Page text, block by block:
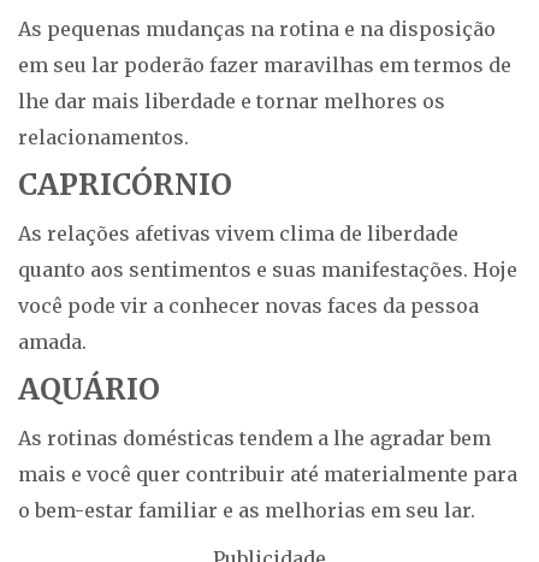
As pequenas mudanças na rotina e na disposição
em seu lar poderão fazer maravilhas em termos de
lhe dar mais liberdade e tornar melhores os
relacionamentos.
CAPRICÓRNIO
As relações afetivas vivem clima de liberdade
quanto aos sentimentos e suas manifestações. Hoje
você pode vir a conhecer novas faces da pessoa
amada.
AQUÁRIO
As rotinas domésticas tendem a lhe agradar bem
mais e você quer contribuir até materialmente para
o bem-estar familiar e as melhorias em seu lar.